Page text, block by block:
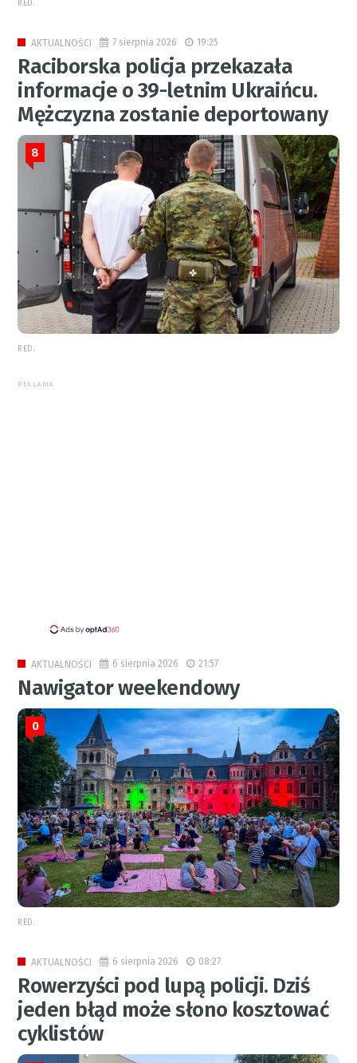
RED.
AKTUALNOŚCI 7 sierpnia 2026 19:25
Raciborska policja przekazała
informacje o 39-letnim Ukraińcu.
Mężczyzna zostanie deportowany
8
RED.
REKLAMA
AKTUALNOŚCI 6 sierpnia 2026 21:57
Nawigator weekendowy
0
RED.
AKTUALNOŚCI 6 sierpnia 2026 08:27
Rowerzyści pod lupą policji. Dziś
jeden błąd może słono kosztować
cyklistów